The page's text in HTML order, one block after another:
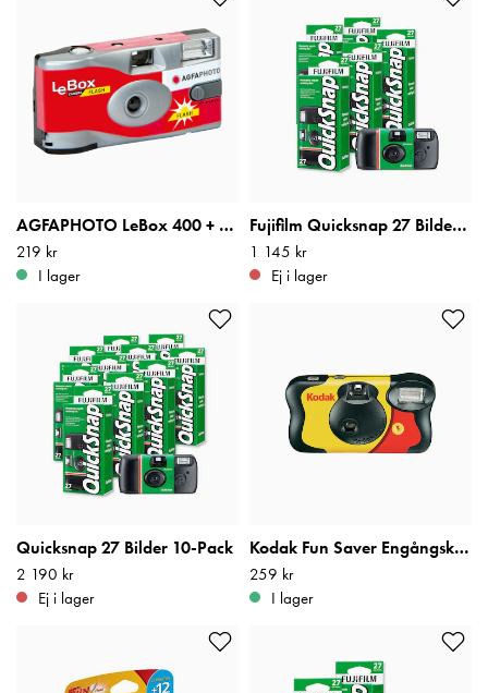
AGFAPHOTO LeBox 400 + Blixt 27 Bilder 1st
Pris: 219 kr
219 kr
I lager
Fujifilm Quicksnap 27 Bilder 5-Pack
Pris:1 145 kr
1 145 kr
Ej i lager
Quicksnap 27 Bilder 10-Pack
Pris:2 190 kr
2 190 kr
Ej i lager
Kodak Fun Saver Engångskamera 27 Bilder
Pris: 259 kr
259 kr
I lager